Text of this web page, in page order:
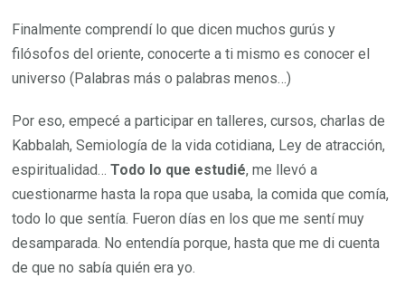
Finalmente comprendí lo que dicen muchos gurús y
filósofos del oriente, conocerte a ti mismo es conocer el
universo (Palabras más o palabras menos…)
Por eso, empecé a participar en talleres, cursos, charlas de
Kabbalah, Semiología de la vida cotidiana, Ley de atracción,
espiritualidad…Todo lo que estudié, me llevó a
cuestionarme hasta la ropa que usaba, la comida que comía,
todo lo que sentía. Fueron días en los que me sentí muy
desamparada. No entendía porque, hasta que me di cuenta
de que no sabía quién era yo.